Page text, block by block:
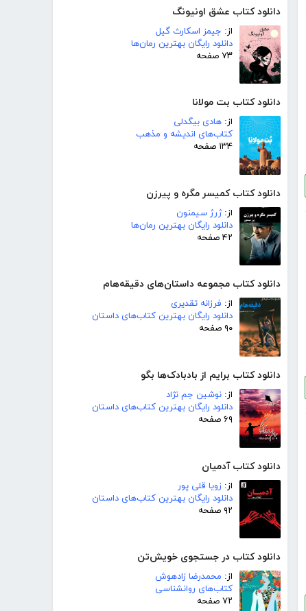
دانلود کتاب عشق اونیونگ
از: جیمز اسکارث گیل
دانلود رایگان بهترین رمان‌ها
۷۳ صفحه
دانلود کتاب بت مولانا
از: هادی بیگدلی
کتاب‌های اندیشه و مذهب
۱۳۴ صفحه
دانلود کتاب کمیسر مگره و پیرزن
از:ژرژ سیمنون
دانلود رایگان بهترین رمان‌ها
۴۲ صفحه
دانلود کتاب مجموعه داستان‌های دقیقه‌هام
از: فرزانه تقدیری
دانلود رایگان بهترین کتاب‌های داستان
۹۰ صفحه
دانلود کتاب برایم از بادبادک‌ها بگو
از: نوشین جم نژاد
دانلود رایگان بهترین کتاب‌های داستان
۶۹ صفحه
دانلود کتاب آدمیان
از: زویا قلی پور
دانلود رایگان بهترین کتاب‌های داستان
۹۲ صفحه
دانلود کتاب در جستجوی خویش‌تن
از: محمدرضا زادهوش
کتاب‌های روانشناسی
۷۲ صفحه